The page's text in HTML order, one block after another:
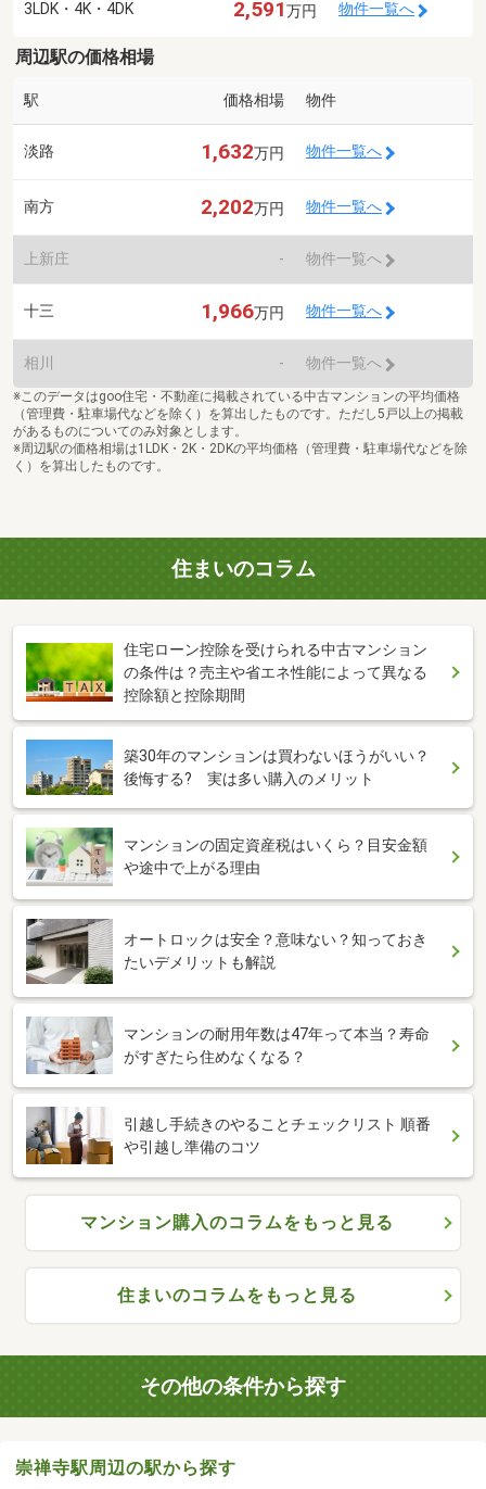
3LDK・4K・4DK 2,591万円 物件一覧へ
周辺駅の価格相場
駅 価格相場 物件
淡路 1,632万円 物件一覧へ
南方 2,202万円 物件一覧へ
上新庄 - 物件一覧へ
十三 1,966万円 物件一覧へ
相川 - 物件一覧へ
※このデータはgoo住宅・不動産に掲載されている中古マンションの平均価格
（管理費・駐車場代などを除く）を算出したものです。ただし5戸以上の掲載
があるものについてのみ対象とします。
※周辺駅の価格相場は1LDK・2K・2DKの平均価格（管理費・駐車場代などを除
く）を算出したものです。
住まいのコラム
住宅ローン控除を受けられる中古マンション
の条件は？売主や省エネ性能によって異なる
控除額と控除期間
築30年のマンションは買わないほうがいい？
後悔する? 実は多い購入のメリット
マンションの固定資産税はいくら？目安金額
や途中で上がる理由
オートロックは安全？意味ない？知っておき
たいデメリットも解説
マンションの耐用年数は47年って本当？寿命
がすぎたら住めなくなる？
引越し手続きのやることチェックリスト 順番
や引越し準備のコツ
マンション購入のコラムをもっと見る
住まいのコラムをもっと見る
その他の条件から探す
崇禅寺駅周辺の駅から探す